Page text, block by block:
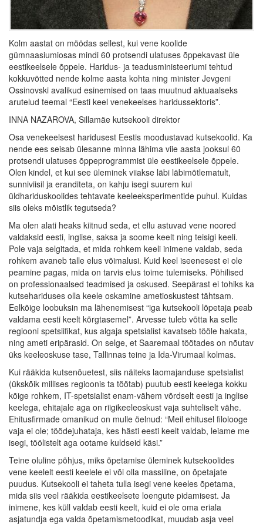
Kolm aastat on möödas sellest, kui vene koolide
gümnaasiumiosas mindi 60 protsendi ulatuses õppekavast üle
eestikeelsele õppele. Haridus- ja teadusministeeriumi tehtud
kokkuvõtted nende kolme aasta kohta ning minister Jevgeni
Ossinovski avalikud esinemised on taas muutnud aktuaalseks
arutelud teemal “Eesti keel venekeelses haridussektoris”.
INNA NAZAROVA, Sillamäe kutsekooli direktor
Osa venekeelsest haridusest Eestis moodustavad kutsekoolid. Ka
nende ees seisab ülesanne minna lähima viie aasta jooksul 60
protsendi ulatuses õppeprogrammist üle eestikeelsele õppele.
Olen kindel, et kui see üleminek viiakse läbi läbimõtlematult,
sunniviisil ja eranditeta, on kahju isegi suurem kui
üldhariduskoolides tehtavate keeleeksperimentide puhul. Kuidas
siis oleks mõistlik tegutseda?
Ma olen alati heaks kiitnud seda, et ellu astuvad vene noored
valdaksid eesti, inglise, saksa ja soome keelt ning teisigi keeli.
Pole vaja selgitada, et mida rohkem keeli inimene valdab, seda
rohkem avaneb talle elus võimalusi. Kuid keel iseenesest ei ole
peamine pagas, mida on tarvis elus toime tulemiseks. Põhilised
on professionaalsed teadmised ja oskused. Seepärast ei tohiks ka
kutsehariduses olla keele oskamine ametioskustest tähtsam.
Eelkõige loobuksin ma lähenemisest “iga kutsekooli lõpetaja peab
valdama eesti keelt kõrgtasemel”. Arvesse tuleb võtta ka selle
regiooni spetsiifikat, kus algaja spetsialist kavatseb tööle hakata,
ning ameti eripärasid. On selge, et Saaremaal töötades on nõutav
üks keeleoskuse tase, Tallinnas teine ja Ida-Virumaal kolmas.
Kui rääkida kutsenõuetest, siis näiteks laomajanduse spetsialist
(ükskõik millises regioonis ta töötab) puutub eesti keelega kokku
kõige rohkem, IT-spetsialist enam-vähem võrdselt eesti ja inglise
keelega, ehitajale aga on riigikeeleoskust vaja suhteliselt vähe.
Ehitusfirmade omanikud on mulle öelnud: “Meil ehitusel filolooge
vaja ei ole; töödejuhataja, kes hästi eesti keelt valdab, leiame me
isegi, töölistelt aga ootame kuldseid käsi.”
Teine oluline põhjus, miks õpetamise üleminek kutsekoolides
vene keelelt eesti keelele ei või olla massiline, on õpetajate
puudus. Kutsekooli ei taheta tulla isegi vene keeles õpetama,
mida siis veel rääkida eestikeelsete loengute pidamisest. Ja
inimene, kes küll valdab eesti keelt, kuid ei ole oma eriala
asjatundja ega valda õpetamismetoodikat, muudab asja veel